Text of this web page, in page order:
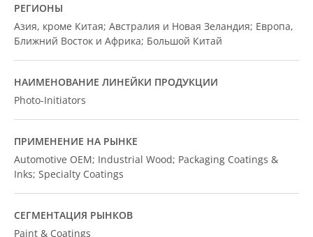
РЕГИОНЫ
Азия, кроме Китая; Австралия и Новая Зеландия; Европа,
Ближний Восток и Африка; Большой Китай
НАИМЕНОВАНИЕ ЛИНЕЙКИ ПРОДУКЦИИ
Photo-Initiators
ПРИМЕНЕНИЕ НА РЫНКЕ
Automotive OEM; Industrial Wood; Packaging Coatings &
Inks; Specialty Coatings
СЕГМЕНТАЦИЯ РЫНКОВ
Paint & Coatings